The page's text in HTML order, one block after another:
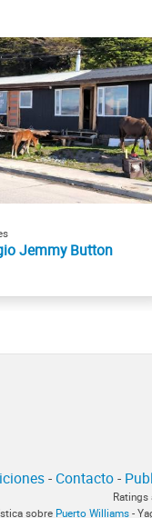
Jemmy Button
- Contacto-
sobre Puerto Williams -